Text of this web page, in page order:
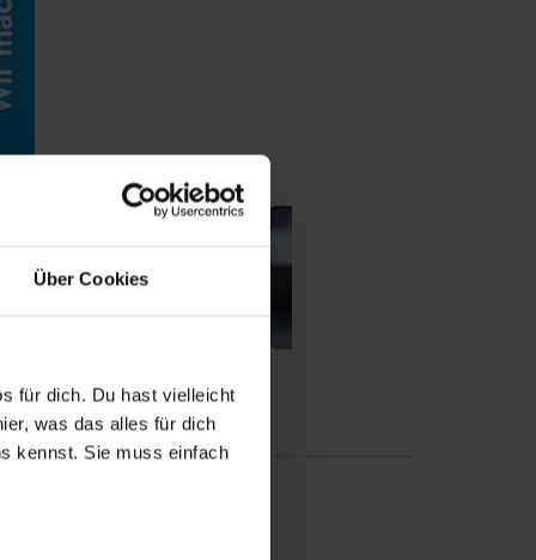
Über Cookies
für dich. Du hast vielleicht
was das alles für dich
kennst. Sie muss einfach